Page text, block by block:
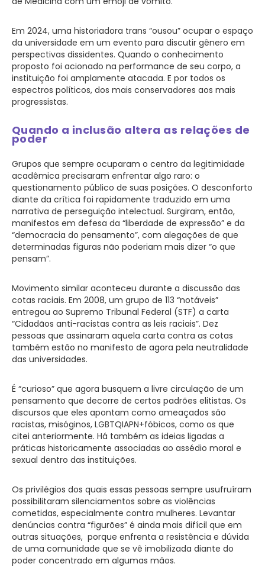
Em 2024, uma historiadora trans “ousou” ocupar o espaço
da universidade em um evento para discutir gênero em
perspectivas dissidentes. Quando o conhecimento
proposto foi acionado na performance de seu corpo, a
instituição foi amplamente atacada. E por todos os
espectros políticos, dos mais conservadores aos mais
progressistas.
Quando a inclusão altera as relações de
poder
Grupos que sempre ocuparam o centro da legitimidade
acadêmica precisaram enfrentar algo raro: o
questionamento público de suas posições. O desconforto
diante da crítica foi rapidamente traduzido em uma
narrativa de perseguição intelectual. Surgiram, então,
manifestos em defesa da “liberdade de expressão” e da
“democracia do pensamento”, com alegações de que
determinadas figuras não poderiam mais dizer “o que
pensam”.
Movimento similar aconteceu durante a discussão das
cotas raciais. Em 2008, um grupo de 113 “notáveis”
entregou ao Supremo Tribunal Federal (STF) a carta
“Cidadãos anti-racistas contra as leis raciais”. Dez
pessoas que assinaram aquela carta contra as cotas
também estão no manifesto de agora pela neutralidade
das universidades.
É “curioso” que agora busquem a livre circulação de um
pensamento que decorre de certos padrões elitistas. Os
discursos que eles apontam como ameaçados são
racistas, misóginos, LGBTQIAPN+fóbicos, como os que
citei anteriormente. Há também as ideias ligadas a
práticas historicamente associadas ao assédio moral e
sexual dentro das instituições.
Os privilégios dos quais essas pessoas sempre usufruíram
possibilitaram silenciamentos sobre as violências
cometidas, especialmente contra mulheres. Levantar
denúncias contra “figurões” é ainda mais difícil que em
outras situações, porque enfrenta a resistência e dúvida
de uma comunidade que se vê imobilizada diante do
poder concentrado em algumas mãos.